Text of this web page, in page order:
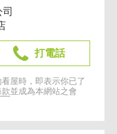
打電話
屋時，即表示你已了
並成為本網站之會